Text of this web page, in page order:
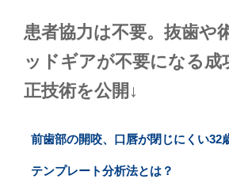
患者協力は不要。抜歯や
ッドギアが不要になる成
正技術を公開↓
前歯部の開咬、口唇が閉じにくい32
テンプレート分析法とは？